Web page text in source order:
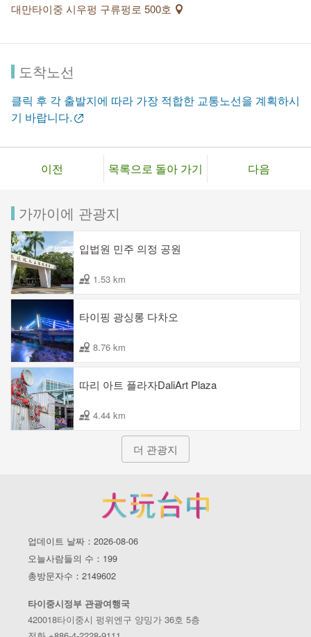
대만타이중 시우펑 구류펑로 500호
도착노선
클릭 후 각 출발지에 따라 가장 적합한 교통노선을 계획하시
기 바랍니다.
이전 목록으로 돌아 가기 다음
가까이에 관광지
입법원 민주 의정 공원
1.53 km
타이핑 광싱롱 다차오
8.76 km
따리 아트 플라자DaliArt Plaza
4.44 km
더 관광지
업데이트 날짜：2026-08-06
오늘사람들의 수：199
총방문자수：2149602
타이중시정부 관광여행국
420018타이중시 펑위엔구 양밍가 36호 5층